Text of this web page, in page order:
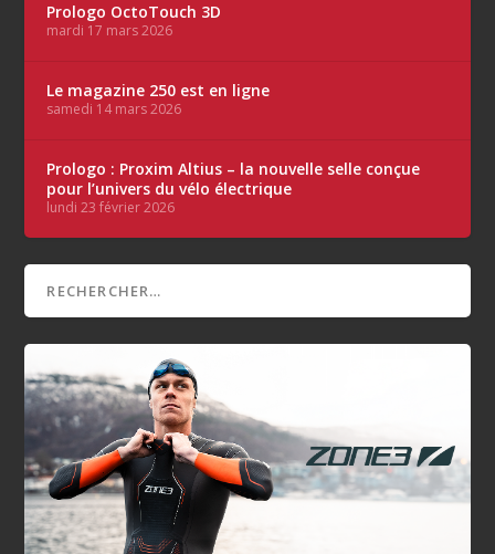
Prologo OctoTouch 3D
mardi 17 mars 2026
Le magazine 250 est en ligne
samedi 14 mars 2026
Prologo : Proxim Altius – la nouvelle selle conçue
pour l’univers du vélo électrique
lundi 23 février 2026